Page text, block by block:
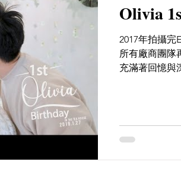
Olivia
2017年拍攝完
所有廠商團隊
充滿著回憶與